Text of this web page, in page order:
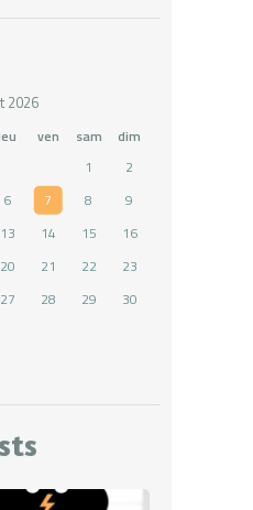
2026
ven sam
dim
1
2
6 7 8
9
13 14 15
16
20 21 22
23
27 28 29
30